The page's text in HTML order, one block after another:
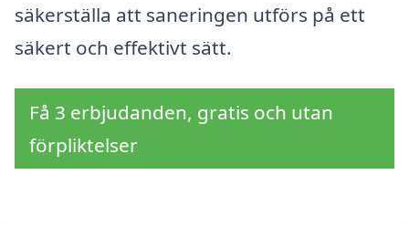
säkerställa att saneringen utförs på ett
säkert och effektivt sätt.
Få 3 erbjudanden, gratis och utan
förpliktelser